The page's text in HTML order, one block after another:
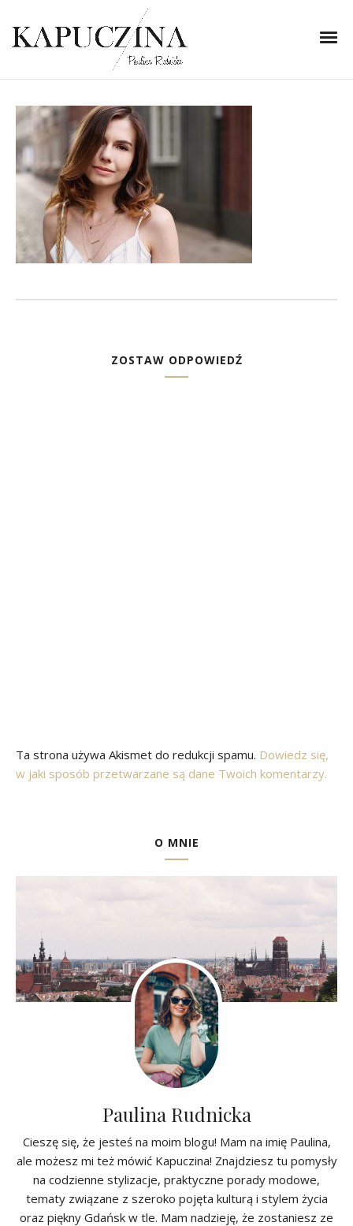
15 lipca 2018
IMG_7749
Written by
ZOSTAW ODPOWIEDŹ
Ta strona używa Akismet do redukcji spamu. Dowiedz się,
w jaki sposób przetwarzane są dane Twoich komentarzy.
O MNIE
Paulina Rudnicka
Cieszę się, że jesteś na moim blogu! Mam na imię Paulina,
ale możesz mi też mówić Kapuczina! Znajdziesz tu pomysły
na codzienne stylizacje, praktyczne porady modowe,
tematy związane z szeroko pojęta kulturą i stylem życia
oraz piękny Gdańsk w tle. Mam nadzieję, że zostaniesz ze